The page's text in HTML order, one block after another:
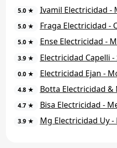
5.0 ★ Ivamil Electricidad -
5.0 ★ Fraga Electricidad -
5.0 ★ Ense Electricidad -
3.9 ★ Electricidad Capelli -
0.0 ★ Electricidad Ejan -
4.8 ★ Botta Electricidad &
4.7 ★ Bisa Electricidad -
3.9 ★ Mg Electricidad Uy